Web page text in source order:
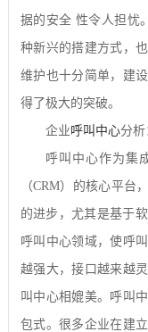
据的安全 性令人担忧
种新兴的搭建方式，
维护也十分简单，建
得了极大的突破。
企业呼叫中心分析
呼叫中心作为集
（CRM）的核心平台
的进步，尤其是基于
呼叫中心领域，使呼
越强大，接口越来越
叫中心相媲美。呼叫
包式。很多企业在建